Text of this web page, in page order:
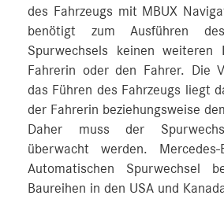
des Fahrzeugs mit MBUX
benötigt zum Ausführen
Spurwechsels keinen weiteren
Fahrerin oder den Fahrer. Die
das Führen des Fahrzeugs liegt
der Fahrerin beziehungsweise
Daher muss der
überwacht werden.
Automatischen Spurwechsel
Baureihen in den USA und